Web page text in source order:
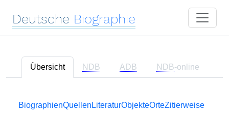
Deutsche Biographie
Übersicht NDB ADB NDB-online
BiographienQuellen LiteraturObjekteOrteZitierweise